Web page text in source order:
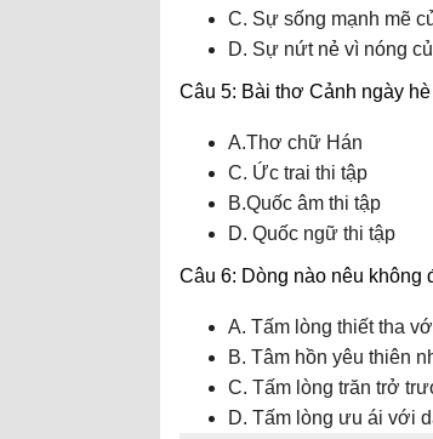
C. Sự sống mạnh mẽ
D. Sự nứt nẻ vì nóng
Câu 5: Bài thơ Cảnh ngày
A.Thơ chữ Hán
C. Ức trai thi tập
B.Quốc âm thi tập
D. Quốc ngữ thi tập
Câu 6: Dòng nào nêu không
A. Tấm lòng thiết tha
B. Tâm hồn yêu thiên
C. Tấm lòng trăn trở
D. Tấm lòng ưu ái với